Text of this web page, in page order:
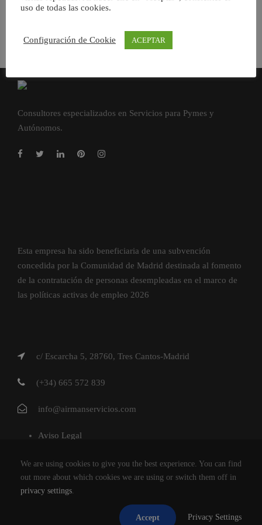
Consultores especializados en Servicios para Pymes y
Autónomos.
Esta empresa ha sido beneficiaria de una subvención
concedida por la Comunidad de Madrid destinada al fomento
de la contratación de personas desempleadas en el marco de
las políticas activas de empleo 2026
c/ Escarcha 5, 28760, Tres Cantos-Madrid
(+34) 665 572 839
info@airmanservicios.com
Aviso Legal
Política de Cookies
AIRMAN SERVICIOS DE RESTAURACION S.L.
uso de todas las cookies.
Configuración de Cookie ACEPTAR
We are using cookies to give you the best experience. You can find
out more about which cookies we are using or switch them off in
privacy settings.
Accept Privacy Settings